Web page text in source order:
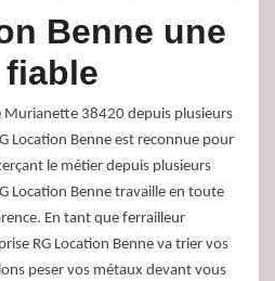
Benne une
Murianette 38420 depuis plusieurs
Location Benne est reconnue pour
le métier depuis plusieurs
Location Benne travaille en toute
En tant que ferrailleur
RG Location Benne va trier vos
peser vos métaux devant vous